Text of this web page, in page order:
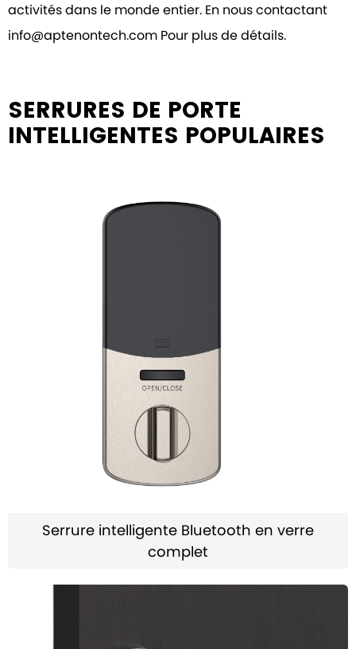
activités dans le monde entier. En nous contactant
info@aptenontech.com Pour plus de détails.
SERRURES DE PORTE
INTELLIGENTES POPULAIRES
Serrure intelligente Bluetooth en verre
complet